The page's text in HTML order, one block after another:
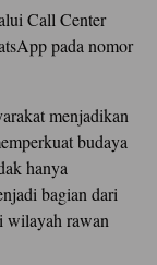
Call Center
pada nomor
menjadikan
budaya
hanya
bagian dari
wilayah rawan